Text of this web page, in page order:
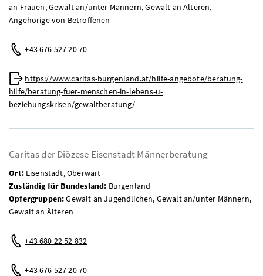
an Frauen, Gewalt an/unter Männern, Gewalt an Älteren,
Angehörige von Betroffenen
Mobil:
+43 676 527 20 70
Web:
https://www.caritas-burgenland.at/hilfe-angebote/beratung-
hilfe/beratung-fuer-menschen-in-lebens-u-
beziehungskrisen/gewaltberatung/
Caritas der Diözese Eisenstadt Männerberatung
Ort:Eisenstadt, Oberwart
Zuständig für Bundesland: Burgenland
Opfergruppen:Gewalt an Jugendlichen, Gewalt an/unter Männern,
Gewalt an Älteren
Telefon:
+43 680 22 52 832
Mobil:
+43 676 527 20 70